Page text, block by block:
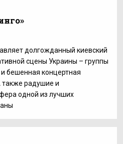
долгожданный киевский
сцены Украины – группы
бешенная концертная
также радушие и
одной из лучших